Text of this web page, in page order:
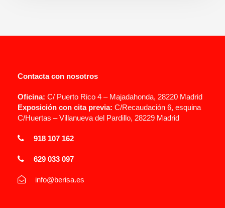
Contacta con nosotros
Oficina: C/ Puerto Rico 4 – Majadahonda, 28220 Madrid
Exposición con cita previa: C/Recaudación 6, esquina
C/Huertas – Villanueva del Pardillo, 28229 Madrid
918 107 162
629 033 097
info@berisa.es